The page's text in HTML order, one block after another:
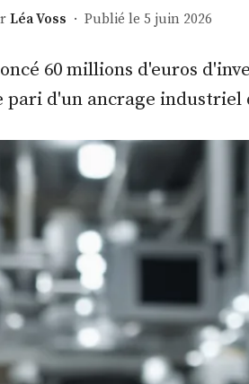
Léa Voss · Publié le 5 juin 2026
60 millions d'euros
d'un ancrage